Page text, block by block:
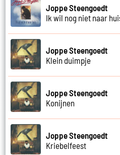
Joppe Steengoedt
Ik wil nog niet naar
Joppe Steengoedt
Klein duimpje
Joppe Steengoedt
Konijnen
Joppe Steengoedt
Kriebelfeest